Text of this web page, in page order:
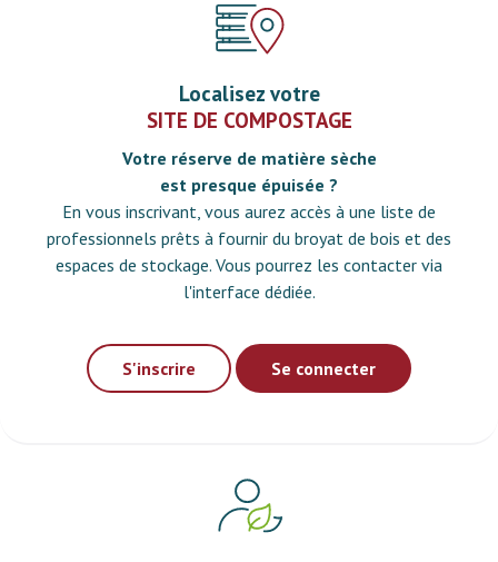
Localisez votre
SITE DE COMPOSTAGE
Votre réserve de matière sèche
est presque épuisée ?
En vous inscrivant, vous aurez accès à une liste de
professionnels prêts à fournir du broyat de bois et des
espaces de stockage. Vous pourrez les contacter via
l'interface dédiée.
S'inscrire Se connecter